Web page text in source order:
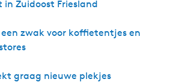
in Zuidoost Friesland
zwak voor koffietentjes en
graag nieuwe plekjes